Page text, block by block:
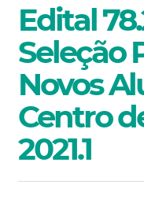
Edital
Seleção
Novos
Centro
2021.1